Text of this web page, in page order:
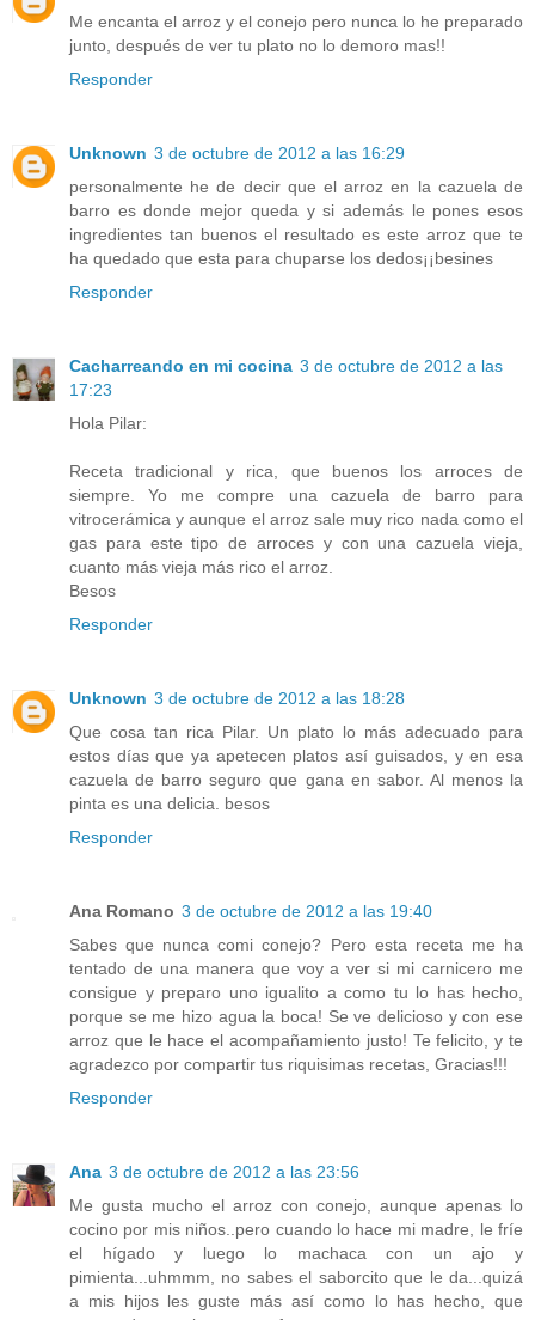
Me encanta el arroz y el conejo pero nunca lo he preparado
junto, después de ver tu plato no lo demoro mas!!
Responder
Unknown 3 de octubre de 2012 a las 16:29
personalmente he de decir que el arroz en la cazuela de
barro es donde mejor queda y si además le pones esos
ingredientes tan buenos el resultado es este arroz que te
ha quedado que esta para chuparse los dedos¡¡besines
Responder
Cacharreando en mi cocina 3 de octubre de 2012 a las
17:23
Hola Pilar:
Receta tradicional y rica, que buenos los arroces de
siempre. Yo me compre una cazuela de barro para
vitrocerámica y aunque el arroz sale muy rico nada como el
gas para este tipo de arroces y con una cazuela vieja,
cuanto más vieja más rico el arroz.
Besos
Responder
Unknown 3 de octubre de 2012 a las 18:28
Que cosa tan rica Pilar. Un plato lo más adecuado para
estos días que ya apetecen platos así guisados, y en esa
cazuela de barro seguro que gana en sabor. Al menos la
pinta es una delicia. besos
Responder
Ana Romano 3 de octubre de 2012 a las 19:40
Sabes que nunca comi conejo? Pero esta receta me ha
tentado de una manera que voy a ver si mi carnicero me
consigue y preparo uno igualito a como tu lo has hecho,
porque se me hizo agua la boca! Se ve delicioso y con ese
arroz que le hace el acompañamiento justo! Te felicito, y te
agradezco por compartir tus riquisimas recetas, Gracias!!!
Responder
Ana 3 de octubre de 2012 a las 23:56
Me gusta mucho el arroz con conejo, aunque apenas lo
cocino por mis niños..pero cuando lo hace mi madre, le fríe
el hígado y luego lo machaca con un ajo y
pimienta...uhmmm, no sabes el saborcito que le da...quizá
a mis hijos les guste más así como lo has hecho, que